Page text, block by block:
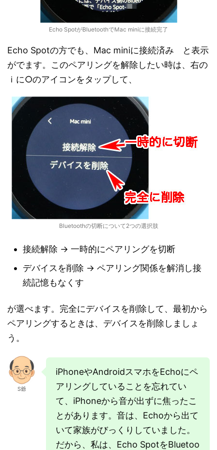
Echo SpotがBluetoothでMac miniに接続完了
Echo Spotの方でも、Mac miniに接続済み と表示
がでます。このペアリングを解除したい時は、右の
ｉに○のアイコンをタップして、
Bluetoothの切断について2つの選択肢
接続解除 → 一時的にペアリングを切断
デバイスを削除 → ペアリング関係を解消し接
続記憶もなくす
が選べます。完全にデバイスを削除して、最初から
ペアリングするときは、デバイスを削除しましょ
う。
S爺
iPhoneやAndroidスマホをEchoにペ
アリングしていることを忘れてい
て、iPhoneから音が出ずに焦ったこ
とがあります。音は、Echoから出て
いて家族がびっくりしていました。
だから、私は、Echo SpotをBluetoo